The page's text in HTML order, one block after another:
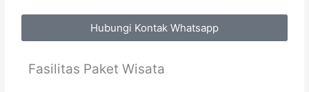
Hubungi Kontak Whatsapp
Fasilitas Paket Wisata